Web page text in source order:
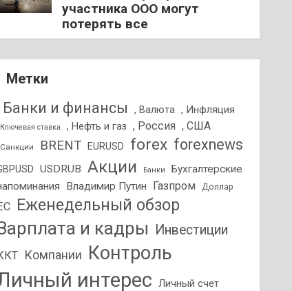
участника ООО могут
потерять все
Метки
Банки и финансы , Валюта , Инфляция
Ключевая ставка , Нефть и газ , Россия , США
Санкции BRENT EURUSD forex forexnews
USDRUB Акции Банки
Бухгалтерские
Владимир Путин Газпром Доллар
Еженедельный обзор
и кадры Инвестиции
Компании Контроль
интерес Личный счет